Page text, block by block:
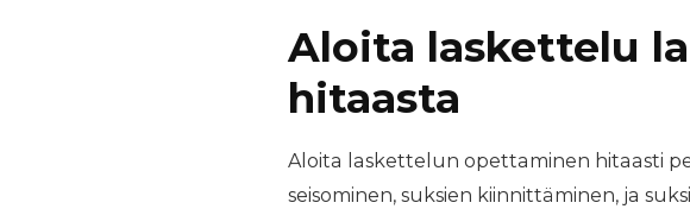
Aloita laskettelu
hitaasta
Aloita laskettelun opettaminen hitaasti
seisominen, suksien kiinnittäminen, ja